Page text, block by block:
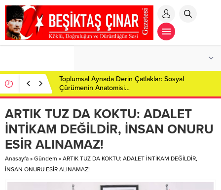
Toplumsal Aynada Derin Çatlaklar: Sosyal
Çürümenin Anatomisi…
​ARTIK TUZ DA KOKTU: ADALET
İNTİKAM DEĞİLDİR, İNSAN ONURU
ESİR ALINAMAZ!
Anasayfa » Gündem » ​ARTIK TUZ DA KOKTU: ADALET İNTİKAM DEĞİLDİR,
İNSAN ONURU ESİR ALINAMAZ!